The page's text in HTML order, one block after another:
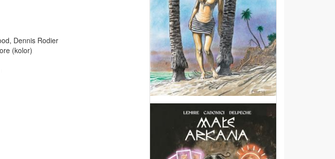
Dennis Rodier
(kolor)